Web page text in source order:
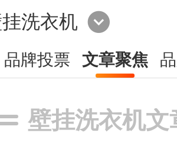
洗衣机
品牌投票 文章聚焦
壁挂洗衣机文